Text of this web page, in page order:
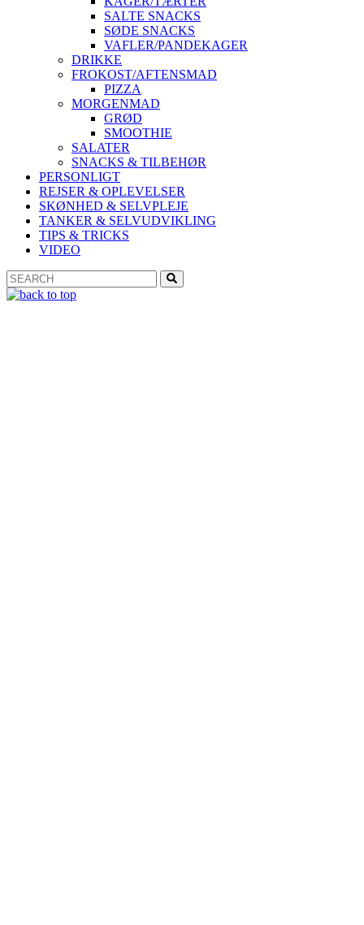
SALTE SNACKS
SØDE SNACKS
VAFLER/PANDEKAGER
DRIKKE
FROKOST/AFTENSMAD
PIZZA
MORGENMAD
GRØD
SMOOTHIE
SALATER
SNACKS & TILBEHØR
PERSONLIGT
REJSER & OPLEVELSER
SKØNHED & SELVPLEJE
TANKER & SELVUDVIKLING
TIPS & TRICKS
VIDEO
Search
for: